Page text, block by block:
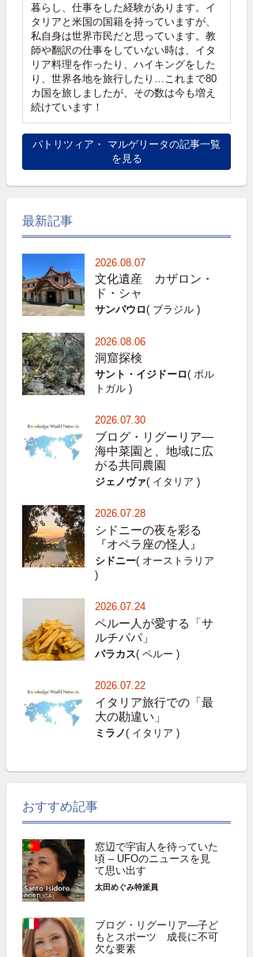
暮らし、仕事をした経験があります。イ
タリアと米国の国籍を持っていますが、
私自身は世界市民だと思っています。教
師や翻訳の仕事をしていない時は、イタ
リア料理を作ったり、ハイキングをした
り、世界各地を旅行したり…これまで80
カ国を旅しましたが、その数は今も増え
続けています！
パトリツィア・ マルゲリータの記事一覧
を見る
最新記事
2026.08.07
文化遺産 カザロン・
ド・シャ
サンパウロ( ブラジル )
2026.08.06
洞窟探検
サント・イジドーロ( ポル
トガル )
2026.07.30
ブログ・リグーリア―
海中菜園と、地域に広
がる共同農園
ジェノヴァ( イタリア )
2026.07.28
シドニーの夜を彩る
『オペラ座の怪人』
シドニー( オーストラリア
)
2026.07.24
ペルー人が愛する「サ
ルチパパ」
パラカス( ペルー )
2026.07.22
イタリア旅行での「最
大の勘違い」
ミラノ( イタリア )
おすすめ記事
窓辺で宇宙人を待っていた
頃 – UFOのニュースを見
て思い出す
太田めぐみ特派員
ブログ・リグーリア―子ど
もとスポーツ 成長に不可
欠な要素